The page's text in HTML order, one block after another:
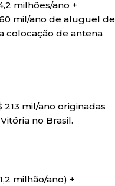
milhões/ano +
mil/ano de aluguel de
colocação de antena
mil/ano originadas
no Brasil.
milhão/ano) +